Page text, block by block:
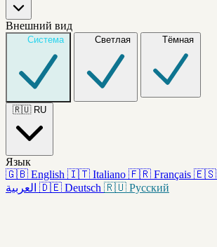
Внешний вид
Система Светлая Тёмная
🇷🇺 RU
Язык
🇬🇧 English 🇮🇹 Italiano 🇫🇷 Français 🇪🇸
العربية 🇩🇪 Deutsch 🇷🇺 Русский